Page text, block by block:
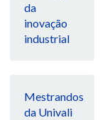
da
inovação
industrial
Mestrandos
da Univali